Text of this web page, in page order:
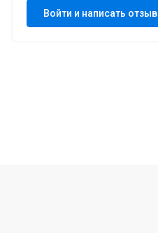
Войти и написать отзыв